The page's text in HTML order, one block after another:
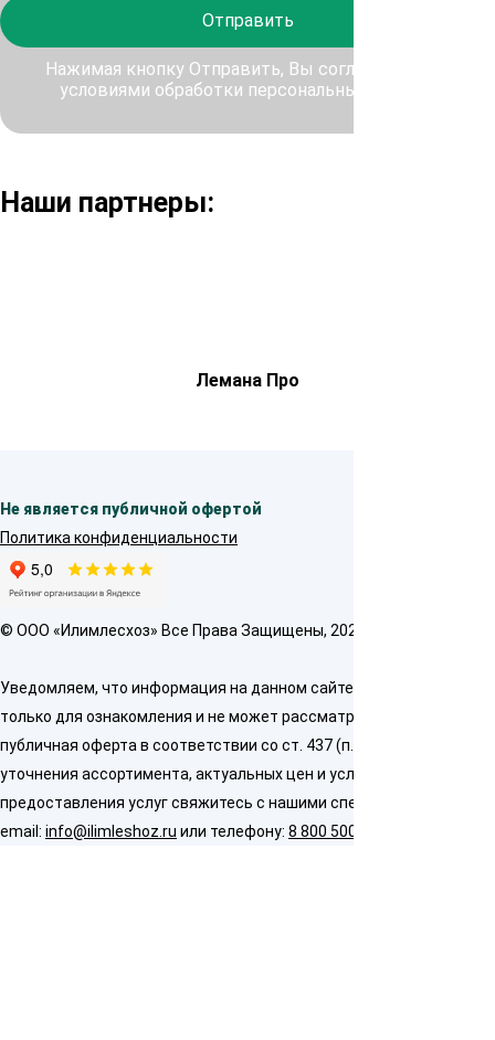
Отправить
Нажимая кнопку Отправить, Вы соглашаетесь с
условиями обработки персональных данных
Наши партнеры:
Лемана Про
Не является публичной офертой
Политика конфиденциальности
© OOO «Илимлесхоз» Все Права Защищены, 2026
Уведомляем, что информация на данном сайте предназначена
только для ознакомления и не может рассматриваться как
публичная оферта в соответствии со ст. 437 (п. 2) ГК РФ. Для
уточнения ассортимента, актуальных цен и условий
предоставления услуг свяжитесь с нашими специалистами по
email: info@ilimleshoz.ru или телефону: 8 800 500 5437